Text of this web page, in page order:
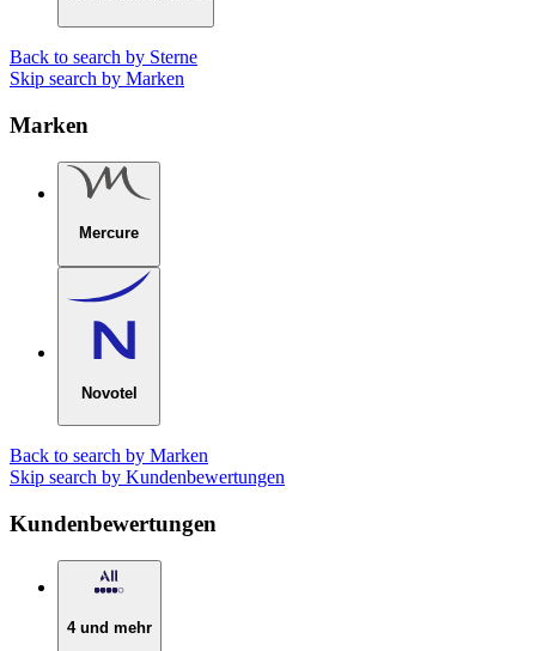
Back to search by Sterne
Skip search by Marken
Marken
Mercure
Novotel
Back to search by Marken
Skip search by Kundenbewertungen
Kundenbewertungen
4 und mehr